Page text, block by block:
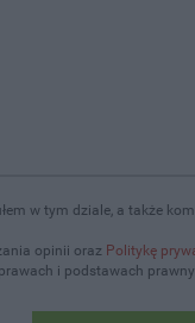
w tym dziale, a także
opinii oraz Politykę
i podstawach